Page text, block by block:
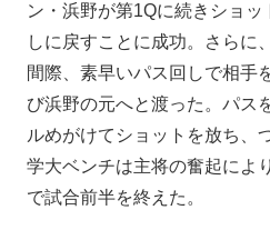
ン・浜野が第1Qに続きショ
しに戻すことに成功。さらに
間際、素早いパス回しで相手
び浜野の元へと渡った。パス
ルめがけてショットを放ち、
学大ベンチは主将の奮起によ
で試合前半を終えた。